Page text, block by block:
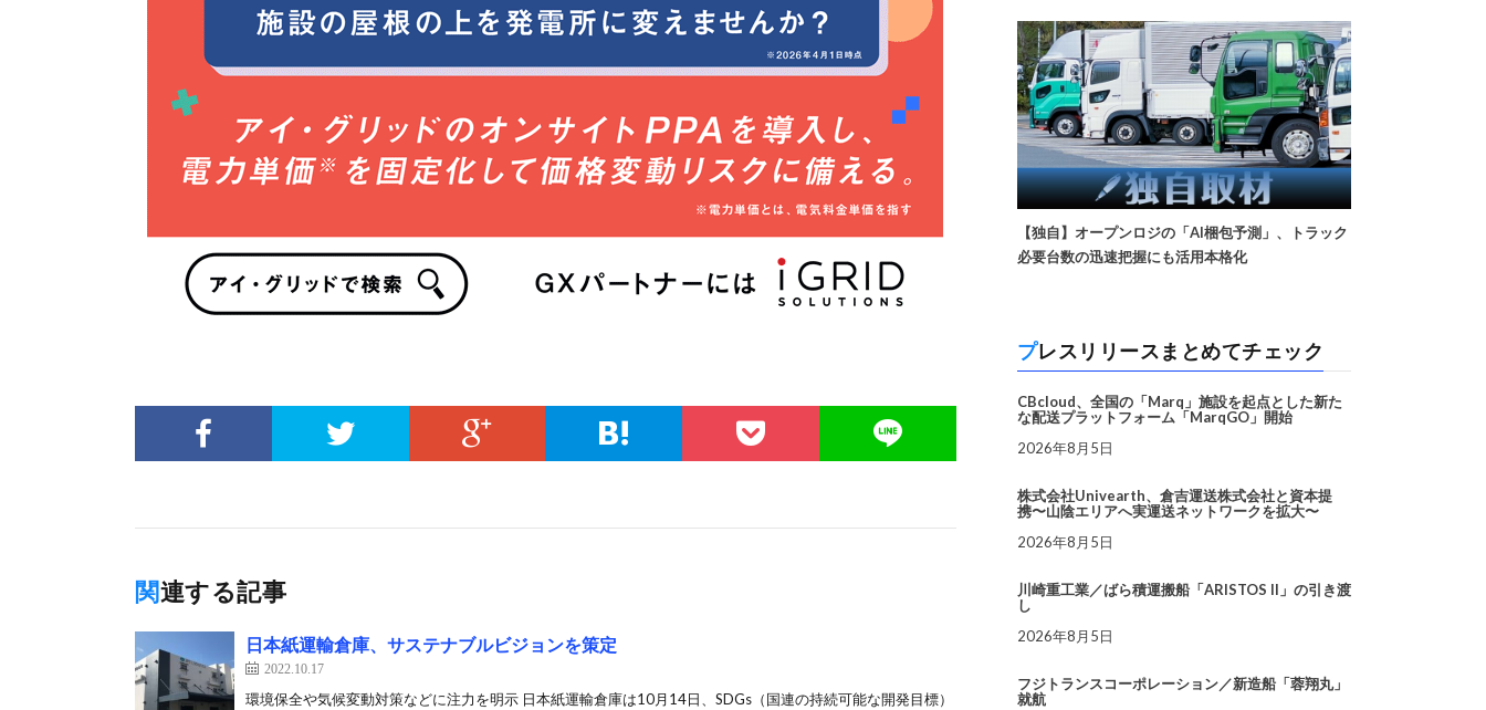
関連する記事
日本紙運輸倉庫、サステナブルビジョンを策定
2022.10.17
環境保全や気候変動対策などに注力を明示 日本紙運輸倉庫は10月14日、SDGs（国連の持続可能な開発目標）
【独自】オープンロジの「AI梱包予測」、トラック
必要台数の迅速把握にも活用本格化
プレスリリースまとめてチェック
CBcloud、全国の「Marq」施設を起点とした新た
な配送プラットフォーム「MarqGO」開始
2026年8月5日
株式会社Univearth、倉吉運送株式会社と資本提
携〜山陰エリアへ実運送ネットワークを拡大〜
2026年8月5日
川崎重工業／ばら積運搬船「ARISTOS II」の引き渡
し
2026年8月5日
フジトランスコーポレーション／新造船「蓉翔丸」
就航